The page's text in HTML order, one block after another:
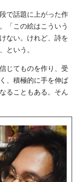
で話題に上がった作
「この絵はこういう
ない。けれど、詩を
という。
じてものを作り、受
、積極的に手を伸ば
ることもある。そん